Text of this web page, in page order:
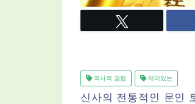
역사적 경험 재미있는
신사의 전통적인 문인